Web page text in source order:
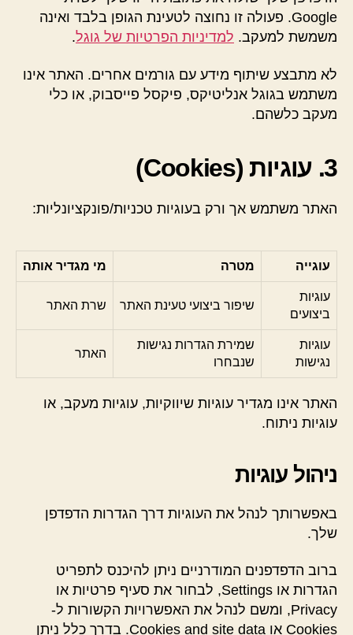
Google. פעולה זו נחוצה לטעינת הגופן בלבד ואינה
משמשת למעקב. למדיניות הפרטיות של גוגל.
לא מתבצע שיתוף מידע עם גורמים אחרים. האתר אינו
משתמש בגוגל אנליטיקס, פיקסל פייסבוק, או כלי
מעקב כלשהם.
3. עוגיות (Cookies)
האתר משתמש אך ורק בעוגיות טכניות/פונקציונליות:
עוגייה מטרה מי מגדיר אותה
עוגיות
ביצועים
שיפור ביצועי טעינת האתר שרת האתר
עוגיות
נגישות
שמירת הגדרות נגישות
שנבחרו
האתר
האתר אינו מגדיר עוגיות שיווקיות, עוגיות מעקב, או
עוגיות ניתוח.
ניהול עוגיות
באפשרותך לנהל את העוגיות דרך הגדרות הדפדפן
שלך.
ברוב הדפדפנים המודרניים ניתן להיכנס לתפריט
הגדרות או Settings, לבחור את סעיף פרטיות או
Privacy, ומשם לנהל את האפשרויות הקשורות ל-
Cookies או Cookies and site data. בדרך כלל ניתן